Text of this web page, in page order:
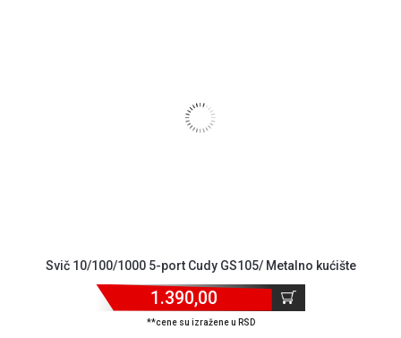
Svič 10/100/1000 5-port Cudy GS105/ Metalno kućište
1.390,00
**cene su izražene u RSD